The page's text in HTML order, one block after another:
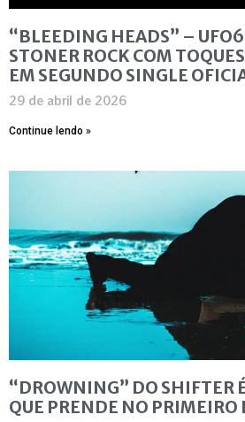
“BLEEDING HEADS” –
STONER ROCK COM
EM SEGUNDO SINGLE
29 de abril de 2026
Continue lendo »
“DROWNING” DO SHIFTER
QUE PRENDE NO PRIMEIRO